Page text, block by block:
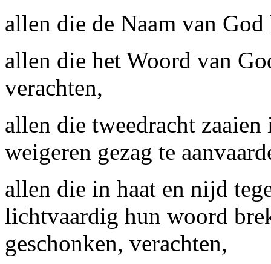
allen die de Naam van
allen die het Woord van
verachten,
allen die tweedracht
weigeren gezag te
allen die in haat en nijd
lichtvaardig hun woord
geschonken, verachten,